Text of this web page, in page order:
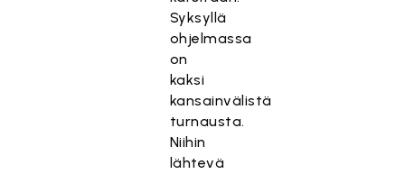
Syksyllä
ohjelmassa
on
kaksi
kansainvälistä
turnausta.
Niihin
lähtevä